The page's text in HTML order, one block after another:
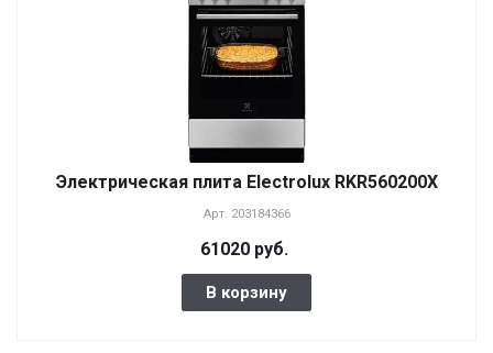
Электрическая плита Electrolux RKR560200X
Арт. 203184366
61020 руб.
В корзину